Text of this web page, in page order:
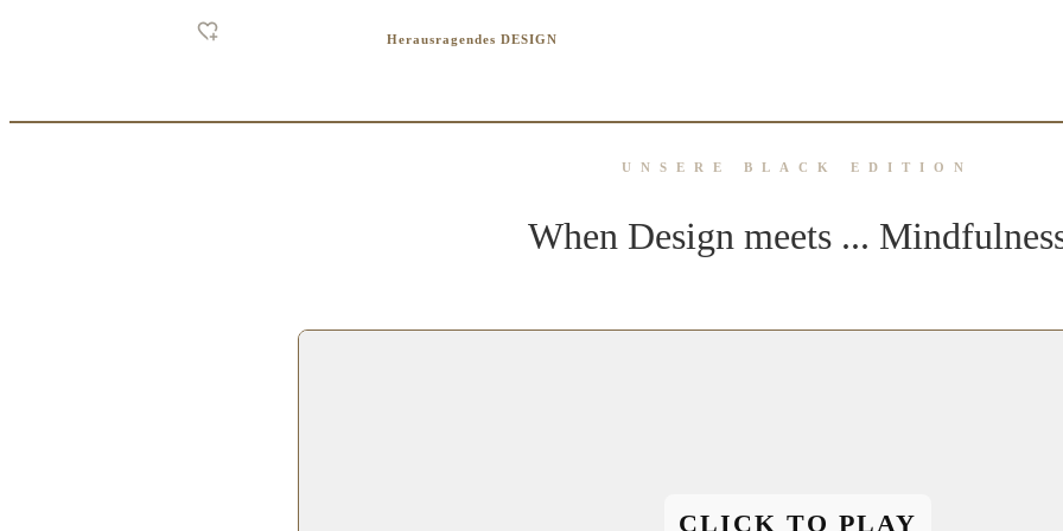
Herausragendes DESIGN
UNSERE BLACK EDITION
When Design meets ...
CLICK TO PLAY